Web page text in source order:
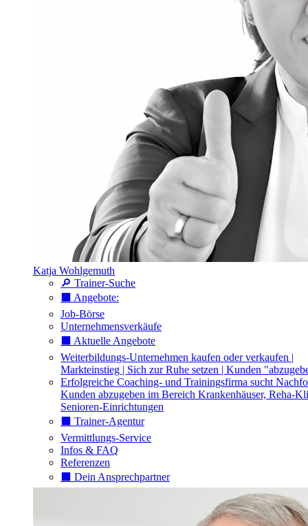
Katja Wohlgemuth
🔎 Trainer-Suche
⬛️ Angebote:
Job-Börse
Unternehmensverkäufe
⬛️ Aktuelle Angebote
Weiterbildungs-Unternehmen kaufen oder verkaufen |
Markteinstieg | Sich zur Ruhe setzen | Kunden
Erfolgreiche Coaching- und Trainingsfirma sucht
Kunden abzugeben im Bereich Krankenhäuser, Reha-
Senioren-Einrichtungen
⬛️ Trainer-Agentur
Vermittlungs-Service
Infos & FAQ
Referenzen
⬛️ Dein Ansprechpartner